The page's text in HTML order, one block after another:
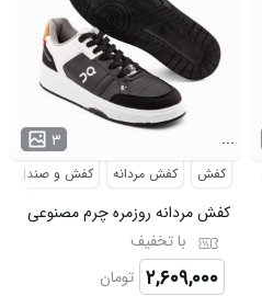
۳ ...
کفش کفش مردانه کفش و صندل
کفش مردانه روزمره چرم مصنوعی
50920
با تخفیف
۲,۶۰۹,۰۰۰ تومان